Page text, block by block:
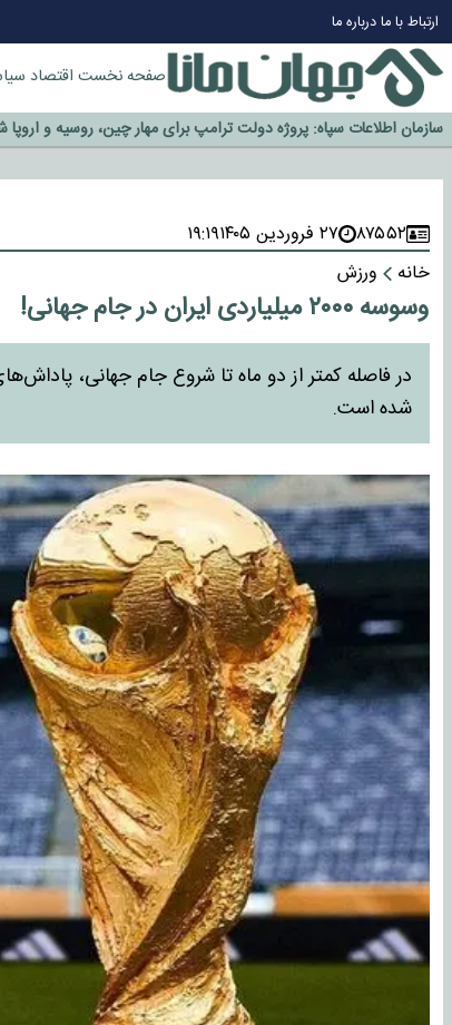
ارتباط با مادرباره ما
صفحه نخست اقتصاد
چرا طلا دوباره افزایشی شد؟
گزینه جدایی اوسمار روی میز مدیران پرسپولیس
آیا رئیس جمهور آمریکا قانون را دور می‌زند؟
سازمان اطلاعات سپاه: پروژه دولت ترامپ برای مهار چین، روسیه و
۸۷۵۵۲ ۲۷ فروردین ۱۴۰۵
۱۹:۱۹
خانه
ورزش
وسوسه ۲۰۰۰ میلیاردی ایران در جام جهانی!
شده است.